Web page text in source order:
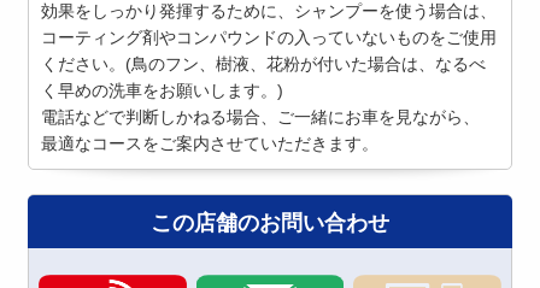
効果をしっかり発揮するために、シャンプーを使う場合は、
コーティング剤やコンパウンドの入っていないものをご使用
ください。(鳥のフン、樹液、花粉が付いた場合は、なるべ
く早めの洗車をお願いします。)
電話などで判断しかねる場合、ご一緒にお車を見ながら、
最適なコースをご案内させていただきます。
この店舗のお問い合わせ